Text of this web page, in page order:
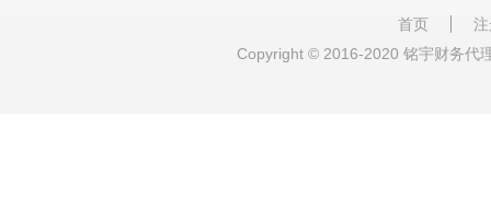
首页
Copyright © 2016-2020 铭宇财务代